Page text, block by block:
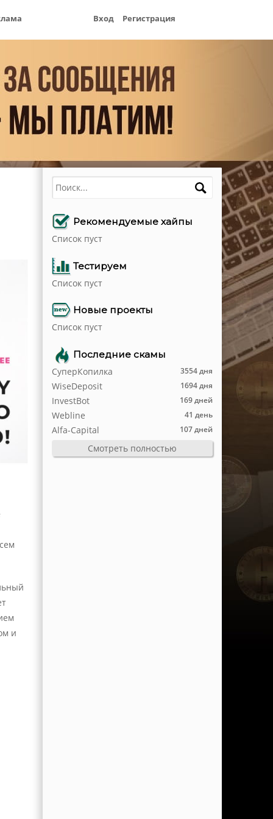
Вход Регистрация
и
Поиск
Рекомендуемые хайпы
Список пуст
Тестируем
Список пуст
Новые проекты
Список пуст
Последние скамы
3554 дня
СуперКопилка
1694 дня
WiseDeposit
169 дней
InvestBot
41 день
Webline
107 дней
Alfa-Capital
Смотреть полностью